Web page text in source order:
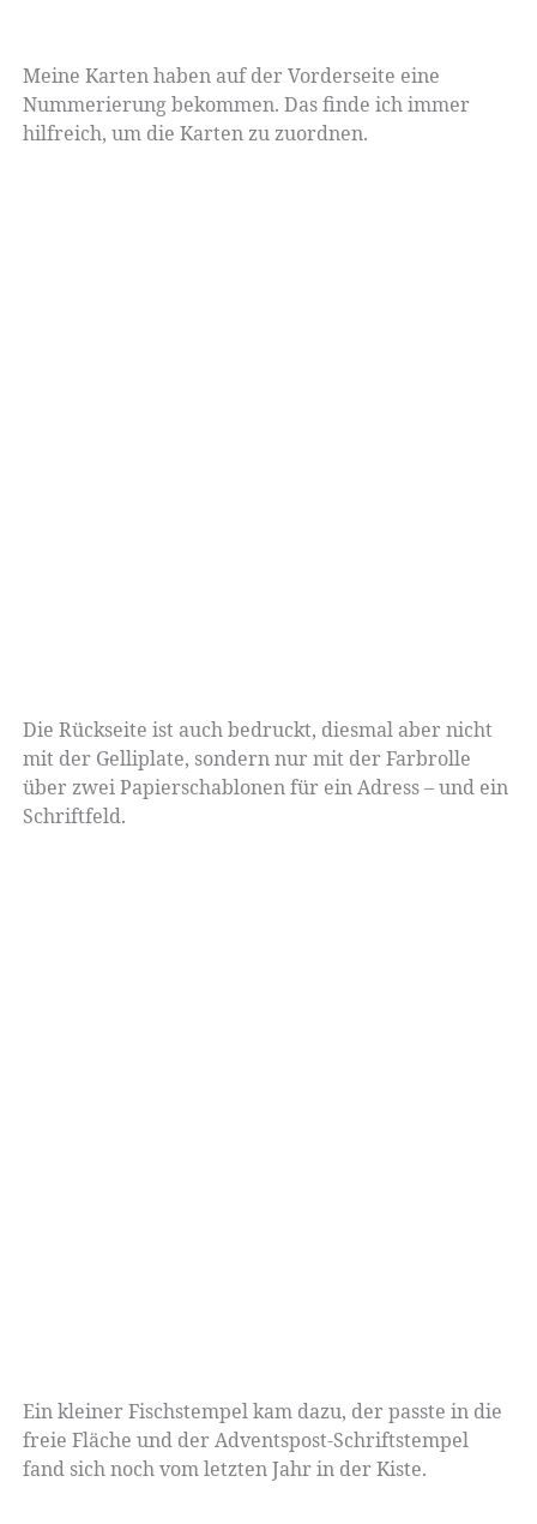
Meine Karten haben auf der Vorderseite eine
Nummerierung bekommen. Das finde ich immer
hilfreich, um die Karten zu zuordnen.
Die Rückseite ist auch bedruckt, diesmal aber nicht
mit der Gelliplate, sondern nur mit der Farbrolle
über zwei Papierschablonen für ein Adress – und ein
Schriftfeld.
Ein kleiner Fischstempel kam dazu, der passte in die
freie Fläche und der Adventspost-Schriftstempel
fand sich noch vom letzten Jahr in der Kiste.